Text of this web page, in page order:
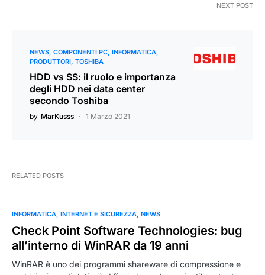
NEXT POST
NEWS COMPONENTI PC INFORMATICA
PRODUTTORI TOSHIBA
HDD vs SS: il ruolo e importanza
degli HDD nei data center
secondo Toshiba
by MarKusss 1 Marzo 2021
RELATED POSTS
INFORMATICA INTERNET E SICUREZZA NEWS
Check Point Software Technologies: bug
all’interno di WinRAR da 19 anni
WinRAR è uno dei programmi shareware di compressione e